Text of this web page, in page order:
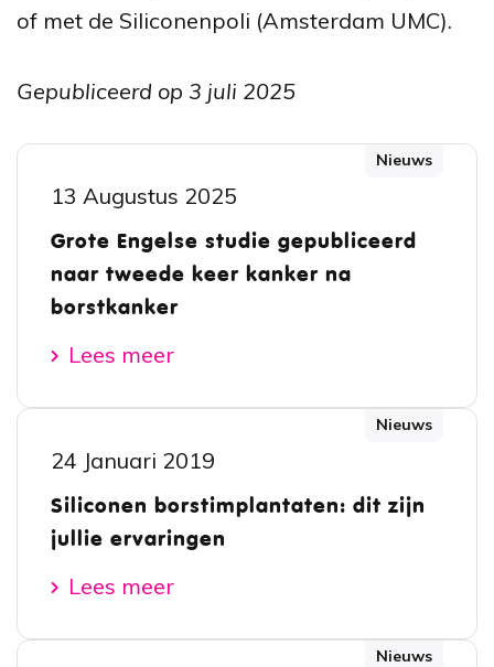
of met de Siliconenpoli (Amsterdam UMC).
Gepubliceerd op 3 juli 2025
Nieuws
13 Augustus 2025
Grote Engelse studie gepubliceerd
naar tweede keer kanker na
borstkanker
Lees meer
Nieuws
24 Januari 2019
Siliconen borstimplantaten: dit zijn
jullie ervaringen
Lees meer
Nieuws